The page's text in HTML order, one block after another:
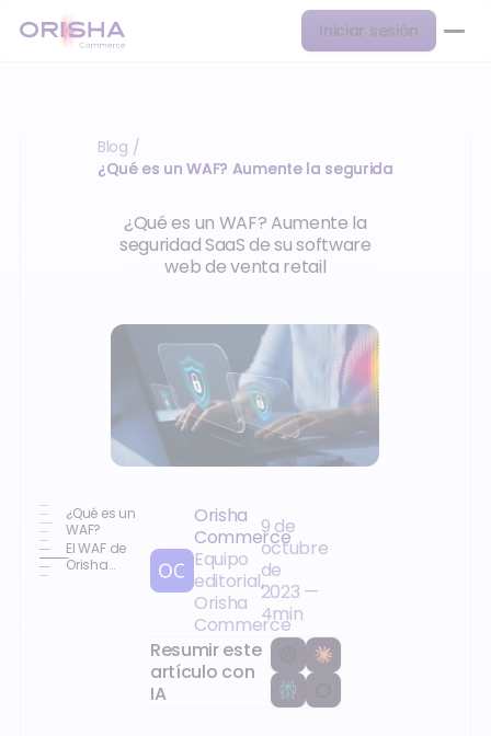
Iniciar sesión
Blog /
¿Qué es un WAF? Aumente la seguridad SaaS de
¿Qué es un WAF? Aumente la
seguridad SaaS de su software
web de venta retail
¿Qué es un
WAF?
El WAF de
Orisha
Orisha
Commerce
Equipo
editorial,
Orisha
Commerce
9 de
octubre
de
2023 —
4min
Resumir este
artículo con
IA